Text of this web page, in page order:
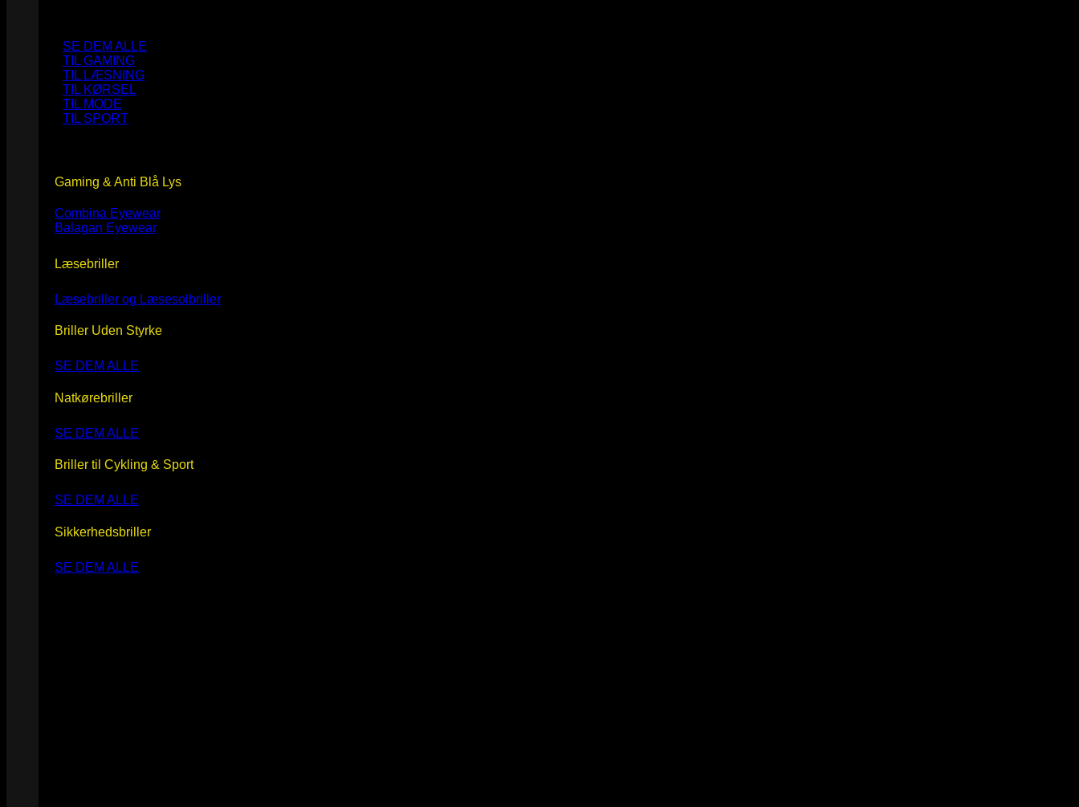
SE DEM ALLE
TIL GAMING
TIL LÆSNING
TIL KØRSEL
TIL MODE
TIL SPORT
Gaming & Anti Blå Lys
Combina Eyewear
Balagan Eyewear
Læsebriller
Læsebriller og Læsesolbriller
Briller Uden Styrke
SE DEM ALLE
Natkørebriller
SE DEM ALLE
Briller til Cykling & Sport
SE DEM ALLE
Sikkerhedsbriller
SE DEM ALLE